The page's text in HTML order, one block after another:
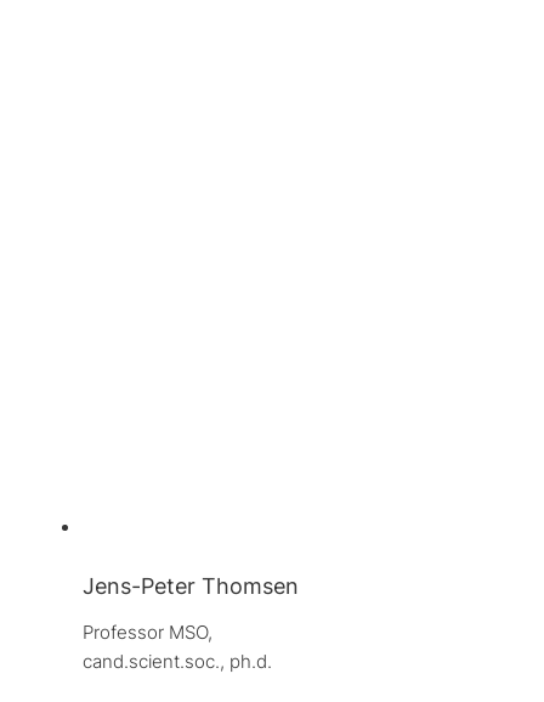
Jens-Peter Thomsen
Professor MSO,
cand.scient.soc., ph.d.